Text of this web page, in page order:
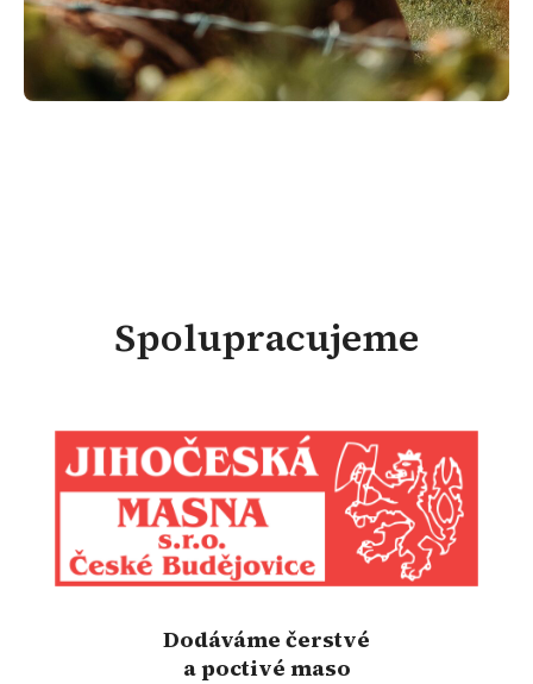
Spolupracujeme
Dodáváme čerstvé
a poctivé maso